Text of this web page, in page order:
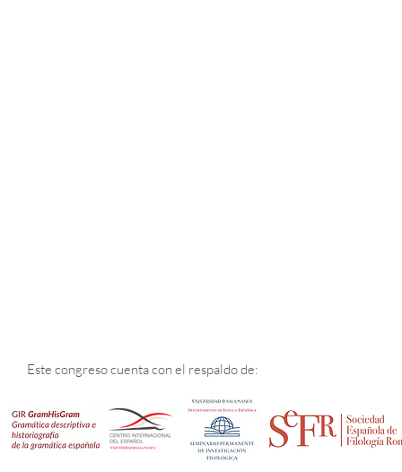
Este congreso cuenta con el respaldo de: